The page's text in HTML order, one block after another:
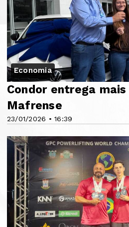
Economia
23/01/2026 • 16:39
Condor entrega
Mafrense